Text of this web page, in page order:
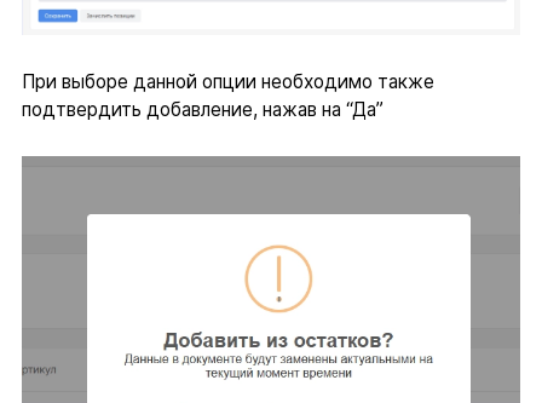
При выборе данной опции необходимо также
подтвердить добавление, нажав на “Да”